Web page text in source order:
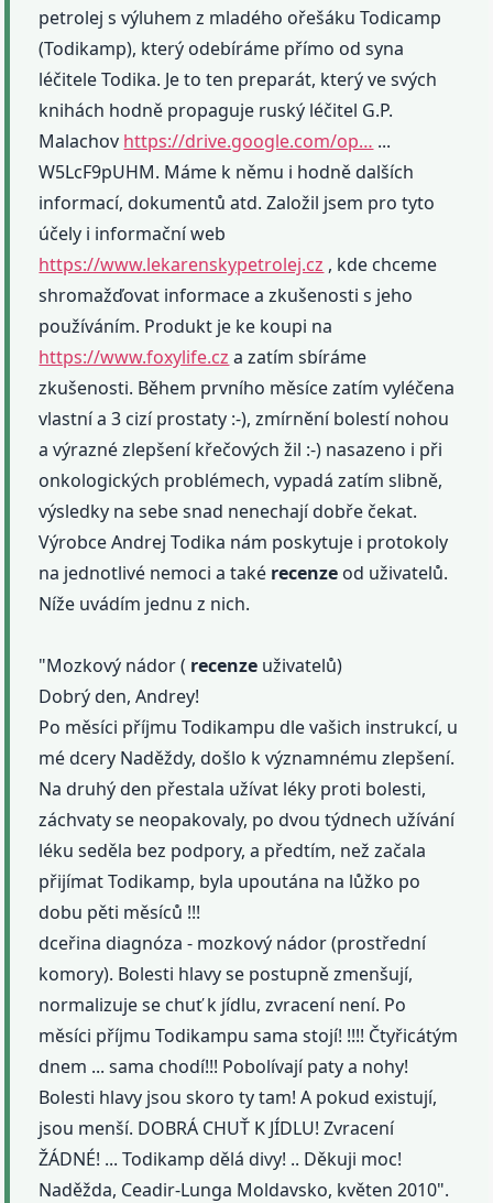
petrolej s výluhem z mladého ořešáku Todicamp
(Todikamp), který odebíráme přímo od syna
léčitele Todika. Je to ten preparát, který ve svých
knihách hodně propaguje ruský léčitel G.P.
Malachov https://drive.google.com/op… ...
W5LcF9pUHM. Máme k němu i hodně dalších
informací, dokumentů atd. Založil jsem pro tyto
účely i informační web
https://www.lekarenskypetrolej.cz , kde chceme
shromažďovat informace a zkušenosti s jeho
používáním. Produkt je ke koupi na
https://www.foxylife.cz a zatím sbíráme
zkušenosti. Během prvního měsíce zatím vyléčena
vlastní a 3 cizí prostaty :-), zmírnění bolestí nohou
a výrazné zlepšení křečových žil :-) nasazeno i při
onkologických problémech, vypadá zatím slibně,
výsledky na sebe snad nenechají dobře čekat.
Výrobce Andrej Todika nám poskytuje i protokoly
na jednotlivé nemoci a také recenze od uživatelů.
Níže uvádím jednu z nich.
"Mozkový nádor ( recenze uživatelů)
Dobrý den, Andrey!
Po měsíci příjmu Todikampu dle vašich instrukcí, u
mé dcery Naděždy, došlo k významnému zlepšení.
Na druhý den přestala užívat léky proti bolesti,
záchvaty se neopakovaly, po dvou týdnech užívání
léku seděla bez podpory, a předtím, než začala
přijímat Todikamp, byla upoutána na lůžko po
dobu pěti měsíců !!!
dceřina diagnóza - mozkový nádor (prostřední
komory). Bolesti hlavy se postupně zmenšují,
normalizuje se chuť k jídlu, zvracení není. Po
měsíci příjmu Todikampu sama stojí! !!!! Čtyřicátým
dnem ... sama chodí!!! Pobolívají paty a nohy!
Bolesti hlavy jsou skoro ty tam! A pokud existují,
jsou menší. DOBRÁ CHUŤ K JÍDLU! Zvracení
ŽÁDNÉ! ... Todikamp dělá divy! .. Děkuji moc!
Naděžda, Ceadir-Lunga Moldavsko, květen 2010".